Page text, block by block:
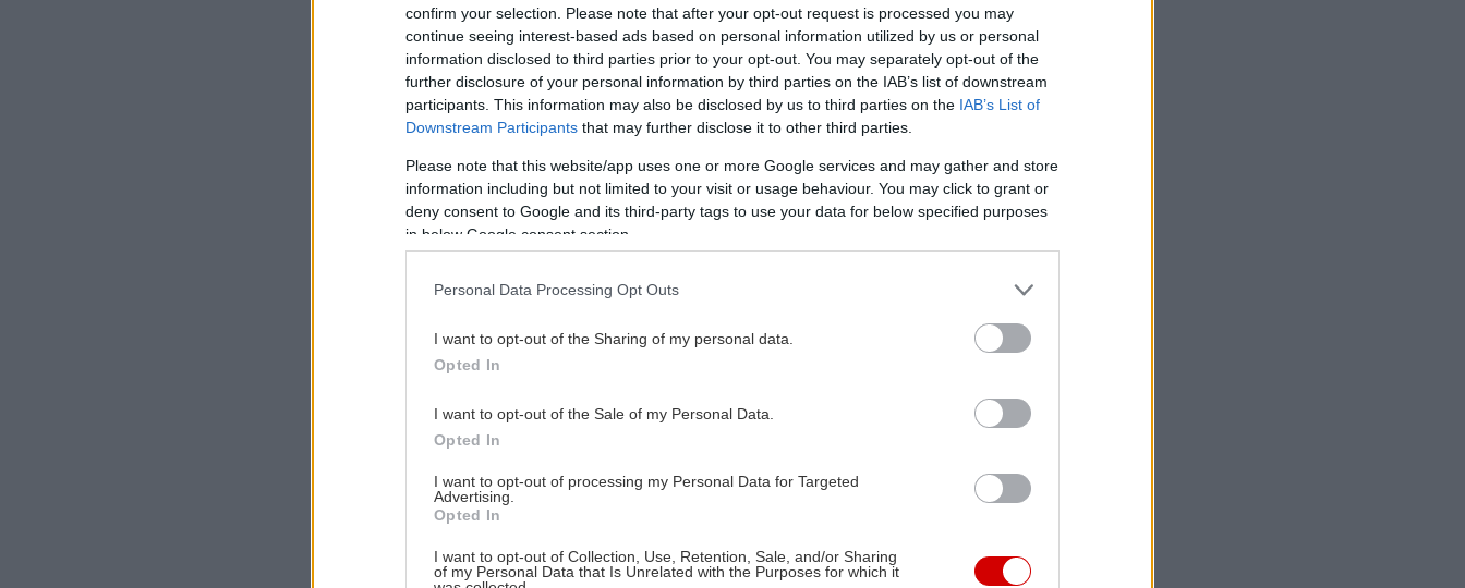
confirm your selection. Please note that after your opt-out request is processed you may
continue seeing interest-based ads based on personal information utilized by us or personal
information disclosed to third parties prior to your opt-out. You may separately opt-out of the
further disclosure of your personal information by third parties on the IAB’s list of downstream
participants. This information may also be disclosed by us to third parties on the IAB’s List of
Downstream Participants that may further disclose it to other third parties.
Please note that this website/app uses one or more Google services and may gather and store
information including but not limited to your visit or usage behaviour. You may click to grant or
deny consent to Google and its third-party tags to use your data for below specified purposes
in below Google consent section.
Personal Data Processing Opt Outs
I want to opt-out of the Sharing of my personal data.
Opted In
I want to opt-out of the Sale of my Personal Data.
Opted In
I want to opt-out of processing my Personal Data for Targeted
Advertising.
Opted In
I want to opt-out of Collection, Use, Retention, Sale, and/or Sharing
of my Personal Data that Is Unrelated with the Purposes for which it